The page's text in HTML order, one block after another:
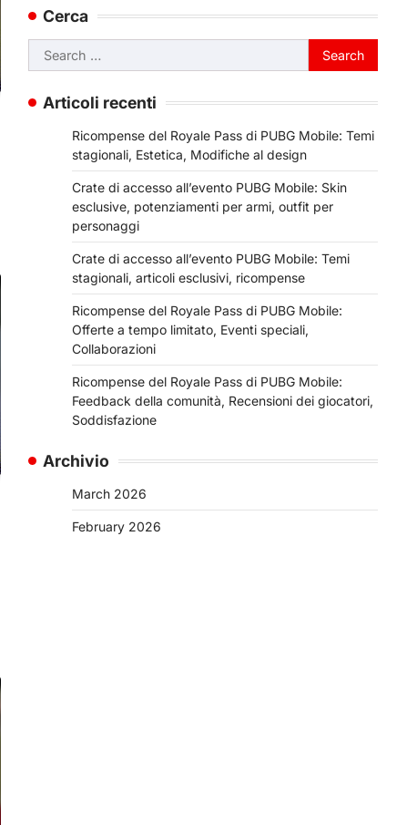
Cerca
Search
for:
Articoli recenti
Ricompense del Royale Pass di PUBG Mobile: Temi
stagionali, Estetica, Modifiche al design
Crate di accesso all’evento PUBG Mobile: Skin
esclusive, potenziamenti per armi, outfit per
personaggi
Crate di accesso all’evento PUBG Mobile: Temi
stagionali, articoli esclusivi, ricompense
Ricompense del Royale Pass di PUBG Mobile:
Offerte a tempo limitato, Eventi speciali,
Collaborazioni
Ricompense del Royale Pass di PUBG Mobile:
Feedback della comunità, Recensioni dei giocatori,
Soddisfazione
Archivio
March 2026
February 2026